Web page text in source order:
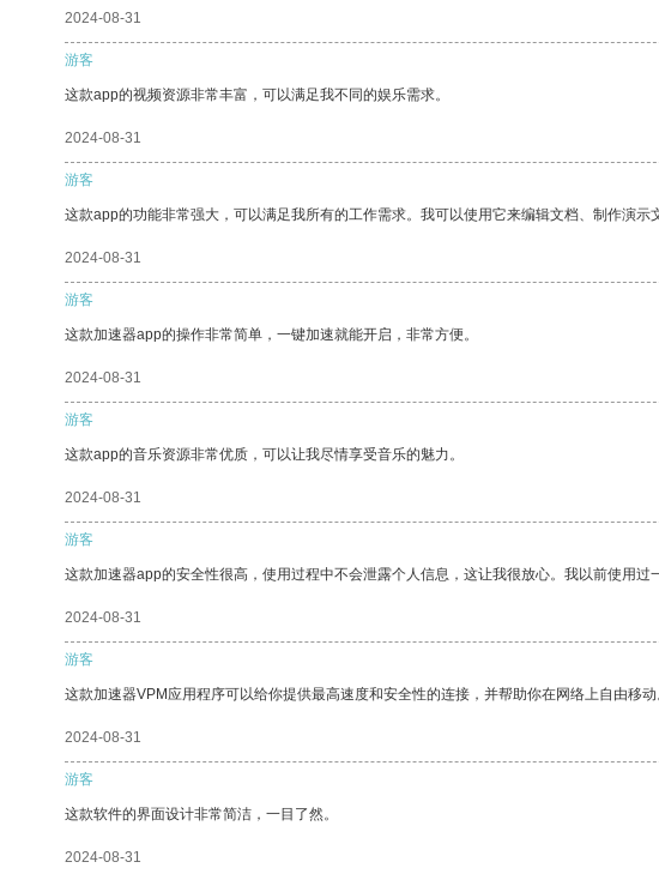
2024-08-31
游客
这款app的视频资源非常丰富，可以满足我不同的娱乐需求。
2024-08-31
游客
这款app的功能非常强大，可以满足我所有的工作需求。我可以使用它来编辑文档、制作演示
2024-08-31
游客
这款加速器app的操作非常简单，一键加速就能开启，非常方便。
2024-08-31
游客
这款app的音乐资源非常优质，可以让我尽情享受音乐的魅力。
2024-08-31
游客
这款加速器app的安全性很高，使用过程中不会泄露个人信息，这让我很放心。我以前使用
2024-08-31
游客
这款加速器VPM应用程序可以给你提供最高速度和安全性的连接，并帮助你在网络上自由移动
2024-08-31
游客
这款软件的界面设计非常简洁，一目了然。
2024-08-31